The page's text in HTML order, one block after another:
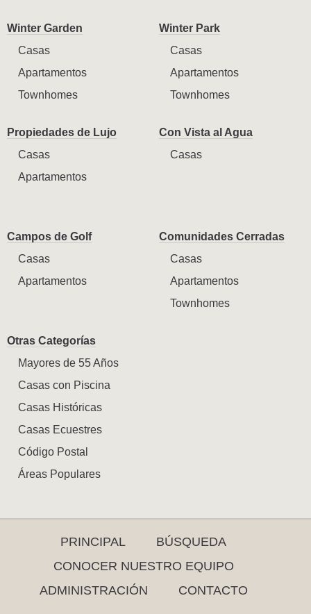
Winter Garden
Casas
Apartamentos
Townhomes
Winter Park
Casas
Apartamentos
Townhomes
Propiedades de Lujo
Casas
Apartamentos
Con Vista al Agua
Casas
Campos de Golf
Casas
Apartamentos
Comunidades Cerradas
Casas
Apartamentos
Townhomes
Otras Categorías
Mayores de 55 Años
Casas con Piscina
Casas Históricas
Casas Ecuestres
Código Postal
Áreas Populares
PRINCIPAL
BÚSQUEDA
CONOCER NUESTRO EQUIPO
ADMINISTRACIÓN
CONTACTO